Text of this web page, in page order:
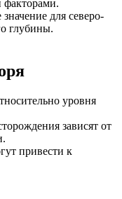
для северо-
глубины.
уровня
зависят от
привести к